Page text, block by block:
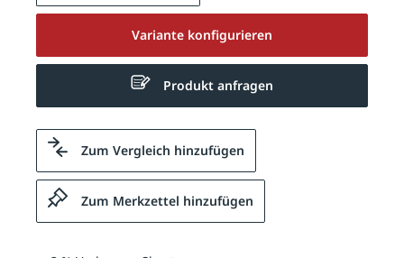
Variante konfigurieren
Produkt anfragen
Zum Vergleich hinzufügen
Zum Merkzettel hinzufügen